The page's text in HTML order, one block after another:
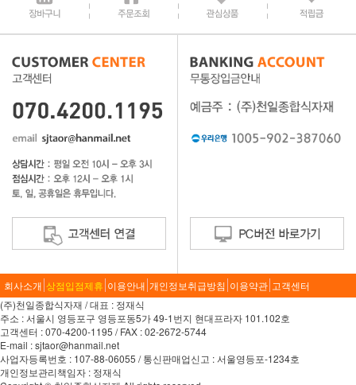
회사소개 상점입점제휴 이용안내 개인정보취급방침 이용약관 고객센터
(주)천일종합식자재 / 대표 : 정재식
주소 : 서울시 영등포구 영등포동5가 49-1번지 현대프라자 101.102호
고객센터 : 070-4200-1195 / FAX : 02-2672-5744
E-mail : sjtaor@hanmail.net
사업자등록번호 : 107-88-06055 / 통신판매업신고 : 서울영등포-1234호
개인정보관리책임자 : 정재식